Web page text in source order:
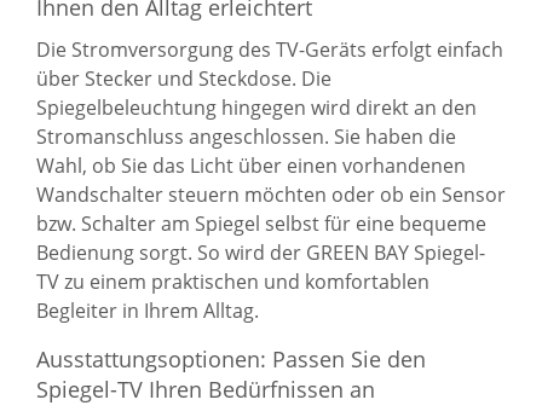
Ihnen den Alltag erleichtert
Die Stromversorgung des TV-Geräts erfolgt einfach
über Stecker und Steckdose. Die
Spiegelbeleuchtung hingegen wird direkt an den
Stromanschluss angeschlossen. Sie haben die
Wahl, ob Sie das Licht über einen vorhandenen
Wandschalter steuern möchten oder ob ein Sensor
bzw. Schalter am Spiegel selbst für eine bequeme
Bedienung sorgt. So wird der GREEN BAY Spiegel-
TV zu einem praktischen und komfortablen
Begleiter in Ihrem Alltag.
Ausstattungsoptionen: Passen Sie den
Spiegel-TV Ihren Bedürfnissen an